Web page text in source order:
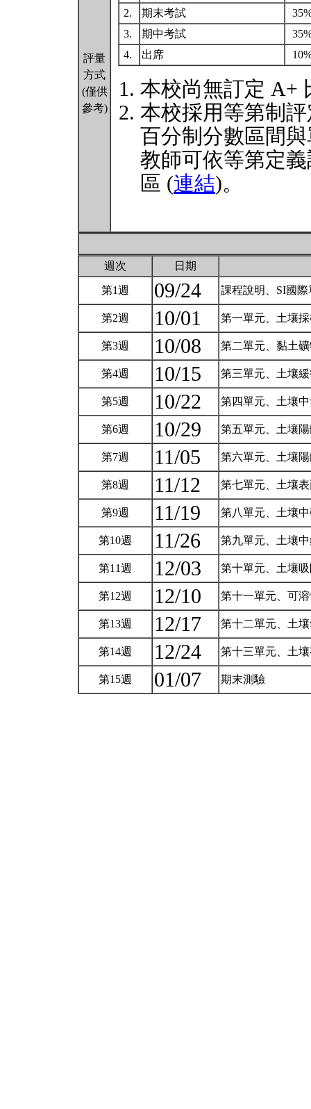
評量
方式
(僅供
參考)
2. 期末考試
3.
期中考試
4.
出席
本校尚無訂定 A+
本校採用等第制
百分制分數區間
教師可依等第定
區 (連結)。
週次 日期
第1週 09/24 課程說明、SI國
第2週 10/01 第一單元、土壤
第3週 10/08 第二單元、黏土
第4週 10/15 第三單元、土壤
第5週 10/22 第四單元、土壤
第6週 10/29 第五單元、土壤
第7週 11/05 第六單元、土壤
第8週 11/12 第七單元、土壤
第9週 11/19 第八單元、土壤
第10週 11/26 第九單元、土壤
第11週 12/03 第十單元、土壤
第12週 12/10 第十一單元、可
第13週 12/17 第十二單元、土
第14週 12/24 第十三單元、土
第15週 01/07 期末測驗